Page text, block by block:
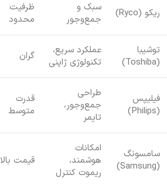
ریکو (Ryco)
سبک و
جمع‌وجور
ظرفیت
محدود
توشیبا
(Toshiba)
عملکرد سریع،
تکنولوژی ژاپنی
گران
فیلیپس
(Philips)
طراحی
جمع‌وجور،
تایمر
قدرت
متوسط
سامسونگ
(Samsung)
امکانات
هوشمند،
ریموت کنترل
قیمت بالا